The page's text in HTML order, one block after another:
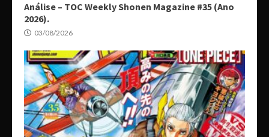
Análise – TOC Weekly Shonen Magazine #35 (Ano
2026).
03/08/2026